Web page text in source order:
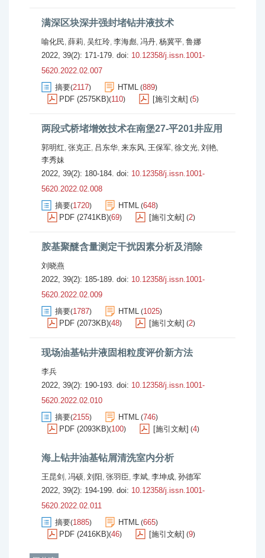
满深区块深井强封堵钻井液技术
喻化民, 薛莉, 吴红玲, 李海彪, 冯丹, 杨冀平, 鲁娜
2022, 39(2): 171-179. doi: 10.12358/j.issn.1001-
5620.2022.02.007
摘要(2117) HTML (889)
PDF (2575KB)(110) [施引文献] (5)
两段式桥堵增效技术在南堡27-平201井应用
郭明红, 张克正, 吕东华, 来东风, 王保军, 徐文光, 刘艳,
李秀妹
2022, 39(2): 180-184. doi: 10.12358/j.issn.1001-
5620.2022.02.008
摘要(1720) HTML (648)
PDF (2741KB)(69) [施引文献] (2)
胺基聚醚含量测定干扰因素分析及消除
刘晓燕
2022, 39(2): 185-189. doi: 10.12358/j.issn.1001-
5620.2022.02.009
摘要(1787) HTML (1025)
PDF (2073KB)(48) [施引文献] (2)
现场油基钻井液固相粒度评价新方法
李兵
2022, 39(2): 190-193. doi: 10.12358/j.issn.1001-
5620.2022.02.010
摘要(2155) HTML (746)
PDF (2093KB)(100) [施引文献] (4)
海上钻井油基钻屑清洗室内分析
王昆剑 , 冯硕, 刘阳 , 张羽臣, 李斌, 李坤成, 孙德军
2022, 39(2): 194-199. doi: 10.12358/j.issn.1001-
5620.2022.02.011
摘要(1885) HTML (665)
PDF (2416KB)(46) [施引文献] (9)